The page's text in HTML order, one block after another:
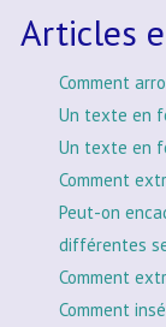
Articles
Comment
Un texte en
Un texte en
Comment
Peut-on
différentes
Comment
Comment